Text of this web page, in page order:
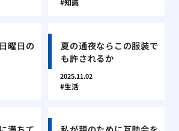
知識
曜日の
夏の通夜ならこの服装で
も許されるか
2025.11.02
生活